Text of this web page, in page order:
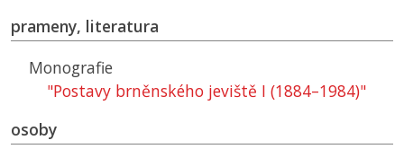
prameny, literatura
Monografie
"Postavy brněnského jeviště I (1884–1984)"
osoby